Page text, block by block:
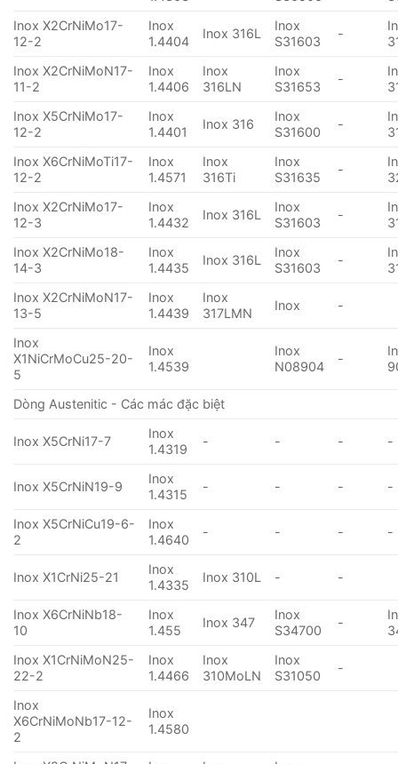
Inox X2CrNiMo17-
12-2
Inox
1.4404
Inox 316L
Inox
S31603
-
Inox X2CrNiMoN17-
11-2
Inox
1.4406
Inox
316LN
Inox
S31653
-
Inox X5CrNiMo17-
12-2
Inox
1.4401
Inox 316
Inox
S31600
-
Inox X6CrNiMoTi17-
12-2
Inox
1.4571
Inox
316Ti
Inox
S31635
-
Inox X2CrNiMo17-
12-3
Inox
1.4432
Inox 316L
Inox
S31603
-
Inox X2CrNiMo18-
14-3
Inox
1.4435
Inox 316L
Inox
S31603
-
Inox X2CrNiMoN17-
13-5
Inox
1.4439
Inox
317LMN
Inox -
Inox
X1NiCrMoCu25-20-
5
Inox
1.4539
Inox
N08904
-
Dòng Austenitic - Các mác đặc biệt
Inox X5CrNi17-7
Inox
1.4319
- - - -
Inox X5CrNiN19-9
Inox
1.4315
- - - -
Inox X5CrNiCu19-6-
2
Inox
1.4640
- - - -
Inox X1CrNi25-21
Inox
1.4335
Inox 310L - -
Inox X6CrNiNb18-
10
Inox
1.455
Inox 347
Inox
S34700
-
Inox X1CrNiMoN25-
22-2
Inox
1.4466
Inox
310MoLN
Inox
S31050
-
Inox
X6CrNiMoNb17-12-
2
Inox
1.4580